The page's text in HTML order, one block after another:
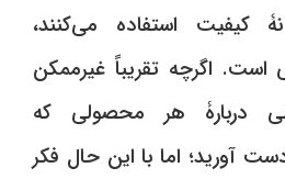
کیفیت استفاده می‌کنند،
است. اگرچه تقریباً غیرممکن
دربارۀ هر محصولی که
آورید؛ اما با این حال فکر